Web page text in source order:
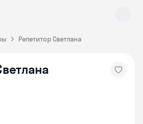
Репетитор Светлана